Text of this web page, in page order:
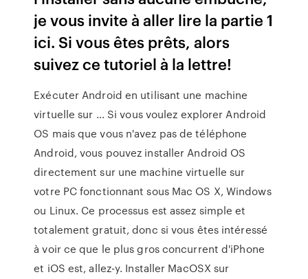
je vous invite à aller lire la partie 1
ici. Si vous êtes prêts, alors
suivez ce tutoriel à la lettre!
Exécuter Android en utilisant une machine
virtuelle sur ... Si vous voulez explorer Android
OS mais que vous n'avez pas de téléphone
Android, vous pouvez installer Android OS
directement sur une machine virtuelle sur
votre PC fonctionnant sous Mac OS X, Windows
ou Linux. Ce processus est assez simple et
totalement gratuit, donc si vous êtes intéressé
à voir ce que le plus gros concurrent d'iPhone
et iOS est, allez-y. Installer MacOSX sur